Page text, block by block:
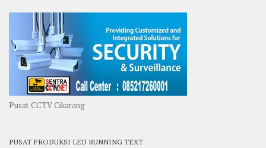
Pusat CCTV Cikarang
PUSAT PRODUKSI LED RUNNING TEXT